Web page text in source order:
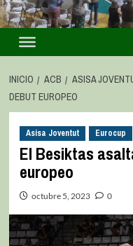
INICIO ACB ASISA
DEBUT EUROPEO
Asisa Joventut Eurocup
El Besiktas
europeo
octubre 5, 2023 0